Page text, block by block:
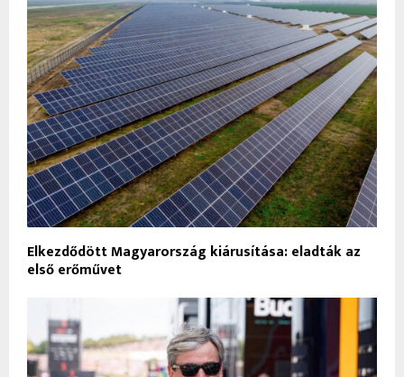
Elkezdődött Magyarország kiárusítása: eladták az
első erőművet